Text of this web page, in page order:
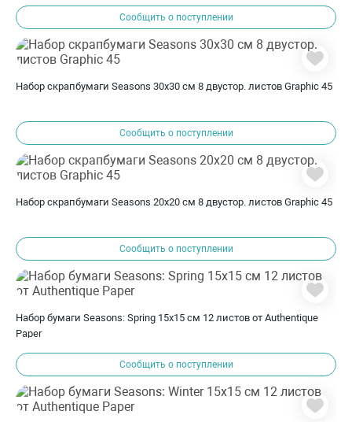
Сообщить о поступлении
Набор скрапбумаги Seasons 30х30 см 8 двустор. листов Graphic 45
Сообщить о поступлении
Набор скрапбумаги Seasons 20х20 см 8 двустор. листов Graphic 45
Сообщить о поступлении
Набор бумаги Seasons: Spring 15х15 см 12 листов от Authentique
Paper
Сообщить о поступлении